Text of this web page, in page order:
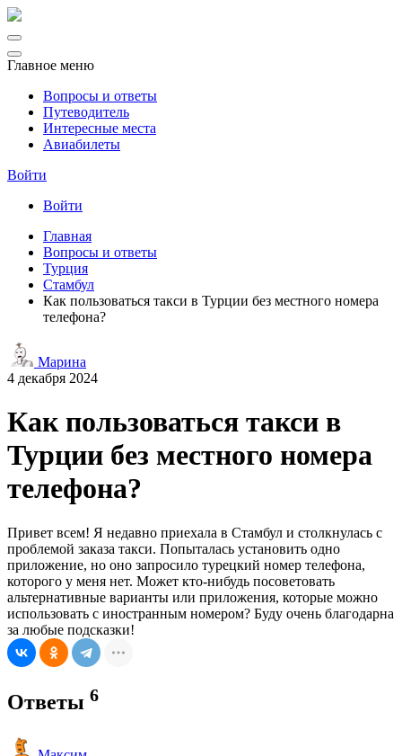
Главное меню
Вопросы и ответы
Путеводитель
Интересные места
Авиабилеты
Войти
Войти
Главная
Вопросы и ответы
Турция
Стамбул
Как пользоваться такси в Турции без местного номера
телефона?
Марина
4 декабря 2024
Как пользоваться такси в
Турции без местного номера
телефона?
Привет всем! Я недавно приехала в Стамбул и столкнулась с
проблемой заказа такси. Попыталась установить одно
приложение, но оно запросило турецкий номер телефона,
которого у меня нет. Может кто-нибудь посоветовать
альтернативные варианты или приложения, которые можно
использовать с иностранным номером? Буду очень благодарна
за любые подсказки!
Ответы 6